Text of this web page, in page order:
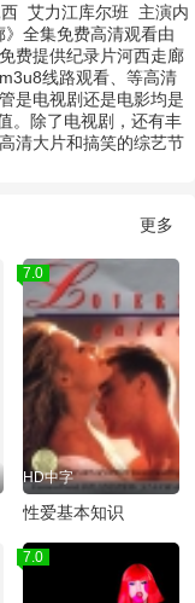
艾力江库尔班 主演内
全集免费高清观看由
费提供纪录片河西走廊
线路观看、等高清
是电视剧还是电影均是
。除了电视剧，还有丰
清大片和搞笑的综艺节
更多
7.0
HD中字
性爱基本知识
7.0